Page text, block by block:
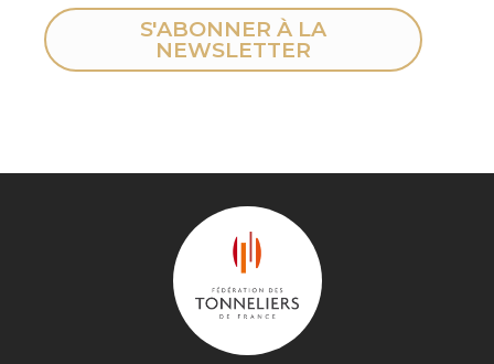
S'ABONNER À LA
NEWSLETTER